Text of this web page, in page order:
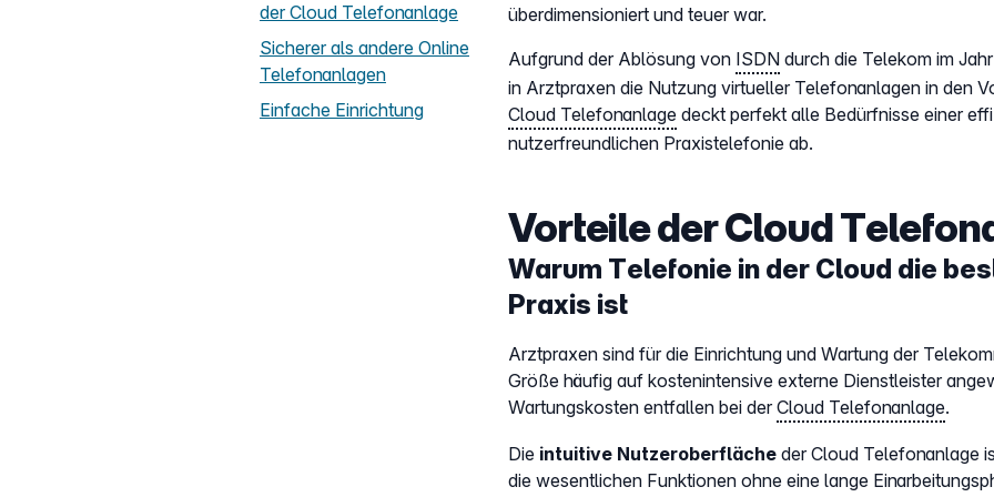
der Cloud Telefonanlage
Sicherer als andere Online
Telefonanlagen
Einfache Einrichtung
überdimensioniert und teuer war.
Aufgrund der Ablösung von ISDN durch die Telekom im
in Arztpraxen die Nutzung virtueller Telefonanlagen in den
Cloud Telefonanlage deckt perfekt alle Bedürfnisse einer
nutzerfreundlichen Praxistelefonie ab.
Vorteile der Cloud
Warum Telefonie in der Cloud die
Praxis ist
Arztpraxen sind für die Einrichtung und Wartung der
Größe häufig auf kostenintensive externe Dienstleister
Wartungskosten entfallen bei der Cloud Telefonanlage.
Die intuitive Nutzeroberfläche der Cloud Telefonanlage
die wesentlichen Funktionen ohne eine lange